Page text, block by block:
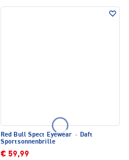
Red Bull Spect Eyewear · Daft
Sportsonnenbrille
€ 59,99